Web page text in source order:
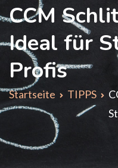
CCM
Ideal für
Profis
Startseite TIPPS